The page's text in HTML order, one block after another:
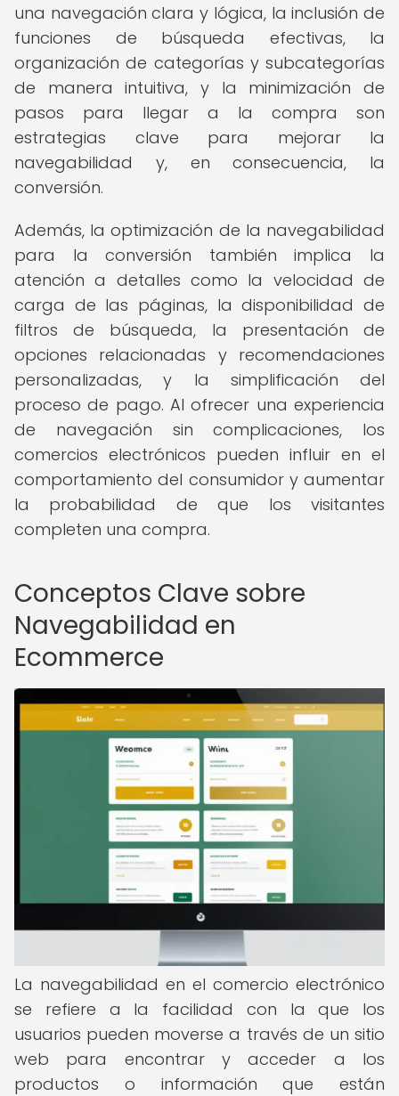
una navegación clara y lógica, la inclusión de
funciones de búsqueda efectivas, la
organización de categorías y subcategorías
de manera intuitiva, y la minimización de
pasos para llegar a la compra son
estrategias clave para mejorar la
navegabilidad y, en consecuencia, la
conversión.
Además, la optimización de la navegabilidad
para la conversión también implica la
atención a detalles como la velocidad de
carga de las páginas, la disponibilidad de
filtros de búsqueda, la presentación de
opciones relacionadas y recomendaciones
personalizadas, y la simplificación del
proceso de pago. Al ofrecer una experiencia
de navegación sin complicaciones, los
comercios electrónicos pueden influir en el
comportamiento del consumidor y aumentar
la probabilidad de que los visitantes
completen una compra.
Conceptos Clave sobre
Navegabilidad en
Ecommerce
La navegabilidad en el comercio electrónico
se refiere a la facilidad con la que los
usuarios pueden moverse a través de un sitio
web para encontrar y acceder a los
productos o información que están